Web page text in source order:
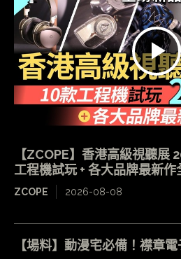
【ZCOPE】香港高級視聽展
工程機試玩 + 各大品牌最新作
ZCOPE 2026-08-08
【場料】動漫宅必備！襟章